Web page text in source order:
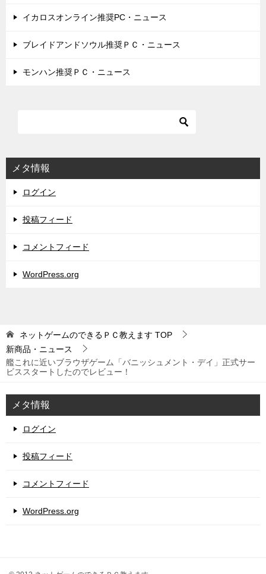
イカロスオンライン推奨PC・ニュース
ブレイドアンドソウル推奨ＰＣ・ニュース
モンハン推奨ＰＣ・ニュース
メタ情報
ログイン
投稿フィード
コメントフィード
WordPress.org
ネットゲームのできるＰＣ教えます TOP
新商品・ニュース
艦これに近いブラウザゲーム「バニッシュメント・デイ」正式サー
ビススタートしたのでレビュー！
メタ情報
ログイン
投稿フィード
コメントフィード
WordPress.org